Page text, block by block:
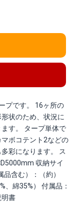
プです。 16ヶ所の
状のため、状況に
す。 タープ単体で
ボコテント2などの
彩になります。 ス
収納サイ
含む）：（約）
、綿35%） 付属品：
明書